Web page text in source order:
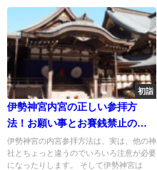
初詣
伊勢神宮内宮の正しい参拝方
法！お願い事とお賽銭禁止の真
実とは?
伊勢神宮の内宮参拝方法は、実は、他の神
社とちょっと違うのでいろいろ注意が必要
になったりします。 そして伊勢神宮は